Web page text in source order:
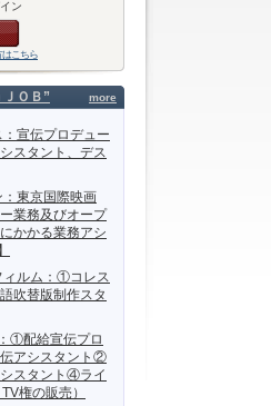
ン
はこちら
more
ＯＢ”
宣伝プロデュー
スタント、デス
東京国際映画
業務及びオープ
かかる業務アシ
ィルム：①コレス
吹替版制作スタ
①配給宣伝プロ
アシスタント②
スタント④ライ
権の販売）